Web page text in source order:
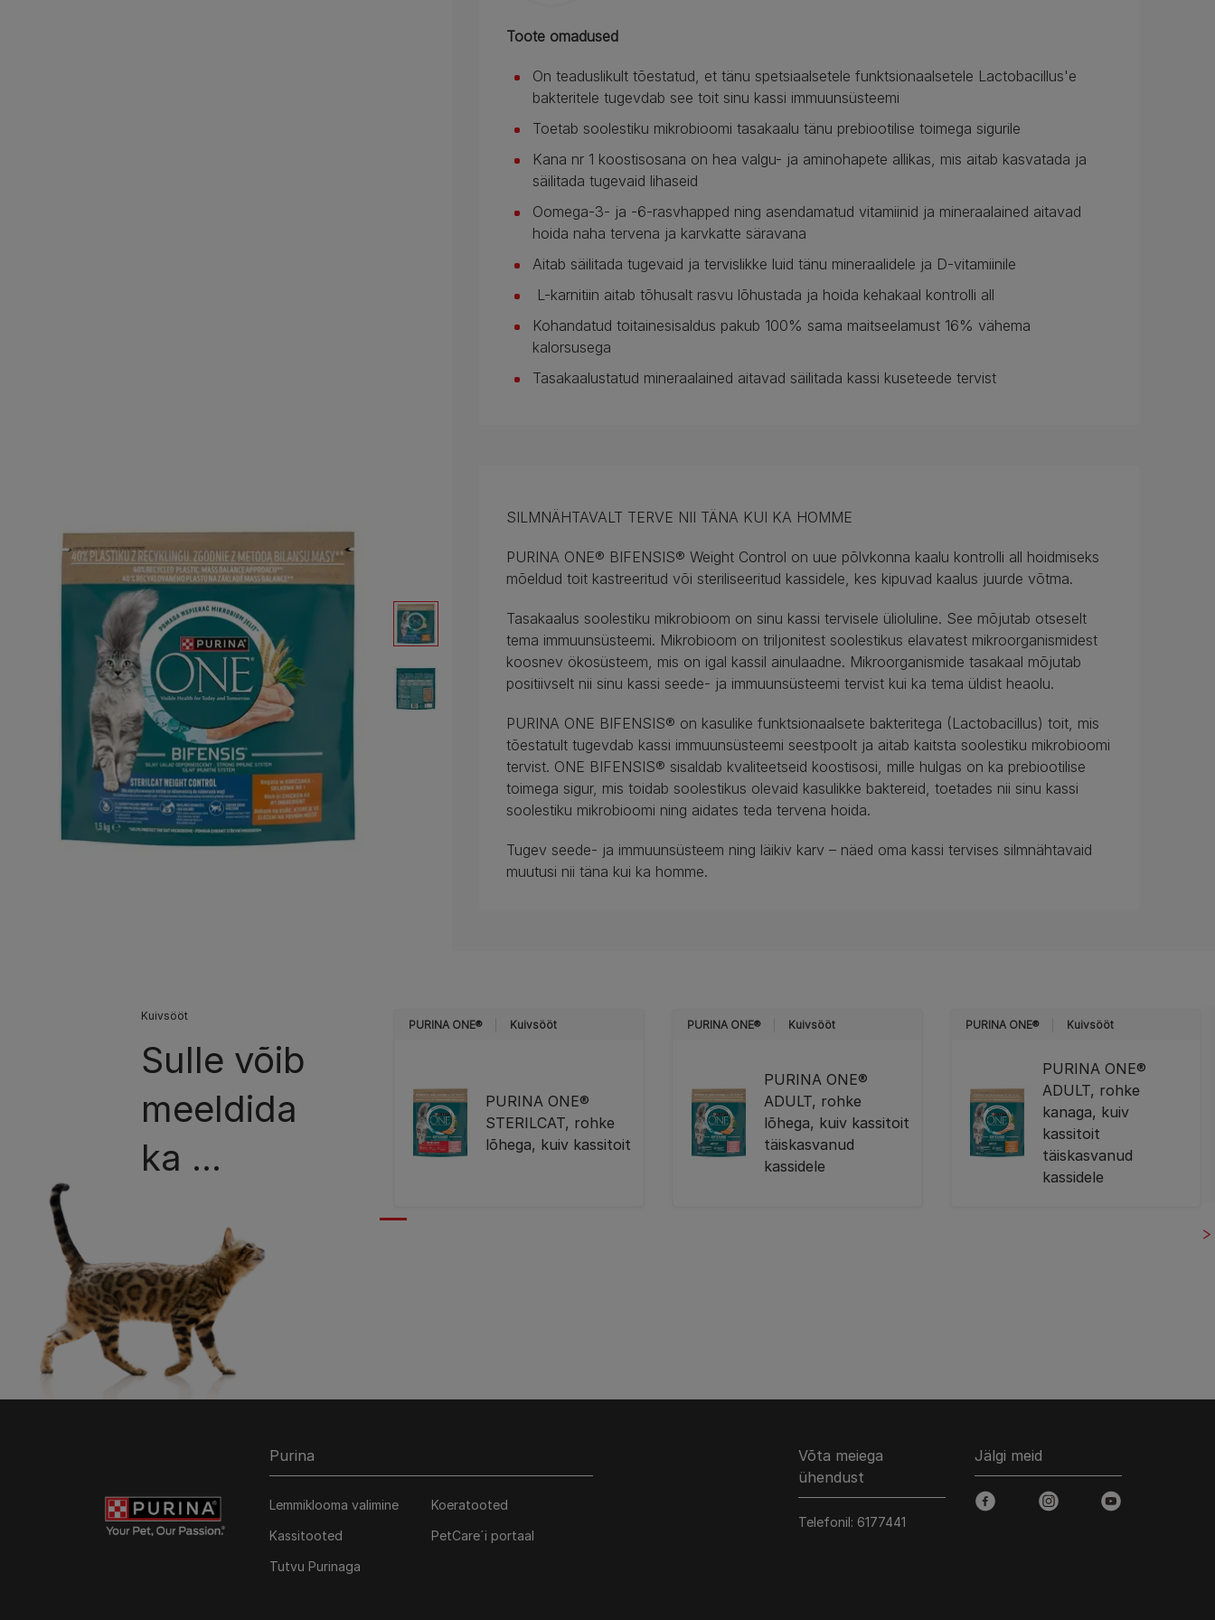
Toote omadused
On teaduslikult tõestatud, et tänu spetsiaalsetele funktsionaalsetele Lactobacillus'e
bakteritele tugevdab see toit sinu kassi immuunsüsteemi
Toetab soolestiku mikrobioomi tasakaalu tänu prebiootilise toimega sigurile
Kana nr 1 koostisosana on hea valgu- ja aminohapete allikas, mis aitab kasvatada ja
säilitada tugevaid lihaseid
Oomega-3- ja -6-rasvhapped ning asendamatud vitamiinid ja mineraalained aitavad
hoida naha tervena ja karvkatte säravana
Aitab säilitada tugevaid ja tervislikke luid tänu mineraalidele ja D-vitamiinile
L-karnitiin aitab tõhusalt rasvu lõhustada ja hoida kehakaal kontrolli all
Kohandatud toitainesisaldus pakub 100% sama maitseelamust 16% vähema
kalorsusega
Tasakaalustatud mineraalained aitavad säilitada kassi kuseteede tervist
SILMNÄHTAVALT TERVE NII TÄNA KUI KA HOMME
PURINA ONE® BIFENSIS® Weight Control on uue põlvkonna kaalu kontrolli all hoidmiseks
mõeldud toit kastreeritud või steriliseeritud kassidele, kes kipuvad kaalus juurde võtma.
Tasakaalus soolestiku mikrobioom on sinu kassi tervisele ülioluline. See mõjutab otseselt
tema immuunsüsteemi. Mikrobioom on triljonitest soolestikus elavatest mikroorganismidest
koosnev ökosüsteem, mis on igal kassil ainulaadne. Mikroorganismide tasakaal mõjutab
positiivselt nii sinu kassi seede- ja immuunsüsteemi tervist kui ka tema üldist heaolu.
PURINA ONE BIFENSIS® on kasulike funktsionaalsete bakteritega (Lactobacillus) toit, mis
tõestatult tugevdab kassi immuunsüsteemi seestpoolt ja aitab kaitsta soolestiku mikrobioomi
tervist. ONE BIFENSIS® sisaldab kvaliteetseid koostisosi, mille hulgas on ka prebiootilise
toimega sigur, mis toidab soolestikus olevaid kasulikke baktereid, toetades nii sinu kassi
soolestiku mikrobioomi ning aidates teda tervena hoida.
Tugev seede- ja immuunsüsteem ning läikiv karv – näed oma kassi tervises silmnähtavaid
muutusi nii täna kui ka homme.
Kuivsööt
Sulle võib
meeldida
ka ...
PURINA ONE® Kuivsööt
PURINA ONE®
STERILCAT, rohke
lõhega, kuiv kassitoit
PURINA ONE® Kuivsööt
PURINA ONE®
ADULT, rohke
lõhega, kuiv kassitoit
täiskasvanud
kassidele
PURINA ONE® Kuivsööt
PURINA ONE®
ADULT, rohke
kanaga, kuiv
kassitoit
täiskasvanud
kassidele
Purina
Lemmiklooma valimine
Koeratooted
Kassitooted
PetCare´i portaal
Tutvu Purinaga
Võta meiega
ühendust
Telefonil: 6177441
Jälgi meid
facebookinstagramyoutube